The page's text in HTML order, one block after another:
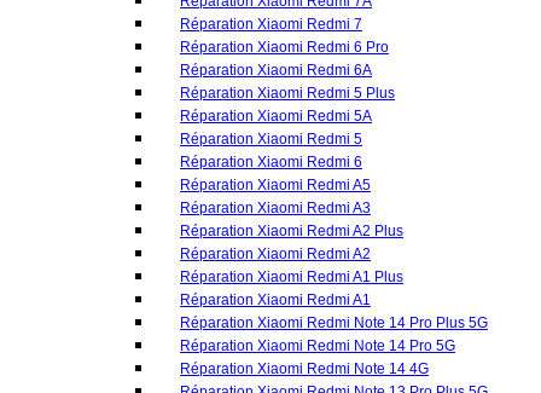
Réparation Xiaomi Redmi A3
Réparation Xiaomi Redmi A2 Plus
Réparation Xiaomi Redmi A2
Réparation Xiaomi Redmi A1 Plus
Réparation Xiaomi Redmi A1
Réparation Xiaomi Redmi Note 14 Pro Plus 5G
Réparation Xiaomi Redmi Note 14 Pro 5G
Réparation Xiaomi Redmi Note 14 4G
Réparation Xiaomi Redmi Note 13 Pro Plus 5G
Réparation Xiaomi Redmi Note 13 Pro
Réparation Xiaomi Redmi Note 13 4G 5G
Réparation Xiaomi Redmi Note 12 Pro 5G
Réparation Xiaomi Redmi Note 12S
Réparation Xiaomi Redmi Note 11S 5G
Réparation Xiaomi Redmi Note 11T 5G
Réparation Xiaomi Redmi note 11 Pro
Réparation Xiaomi Redmi Note 11 5G